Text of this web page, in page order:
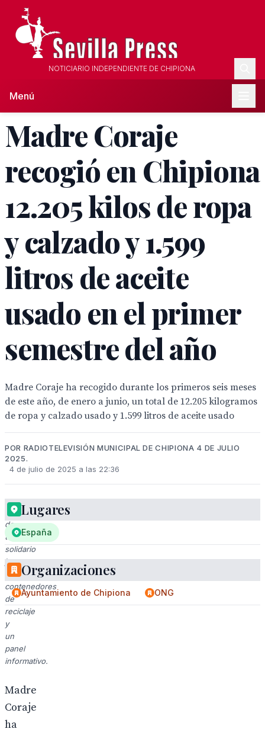
NOTICIARIO INDEPENDIENTE DE CHIPIONA
Menú
Madre Coraje
recogió en Chipiona
12.205 kilos de ropa
y calzado y 1.599
litros de aceite
usado en el primer
semestre del año
Madre Coraje ha recogido durante los primeros seis meses
de este año, de enero a junio, un total de 12.205 kilogramos
de ropa y calzado usado y 1.599 litros de aceite usado
POR RADIOTELEVISIÓN MUNICIPAL DE CHIPIONA 4 DE JULIO
2025.
4 de julio de 2025 a las 22:36
Vehículo
de
transporte
solidario
junto
a
contenedores
de
reciclaje
y
un
panel
informativo.
Madre
Coraje
ha
Lugares
España
Organizaciones
Ayuntamiento de Chipiona ONG